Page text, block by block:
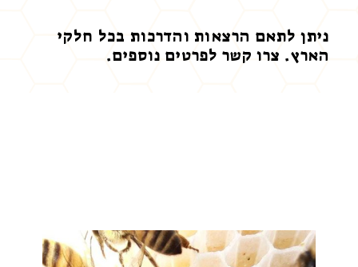
ניתן לתאם הרצאות והדרכות בכל חלקי
הארץ. צרו קשר לפרטים נוספים.